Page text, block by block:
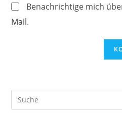
Benachrichtige mich
Mail.